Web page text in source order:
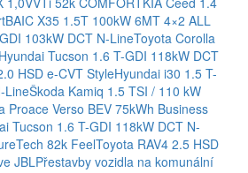
BAIC X35 1.5T 100kW 6MT 4×2 ALL
103kW DCT N-LineToyota Corolla
Hyundai Tucson 1.6 T-GDI 118kW DCT
HSD e-CVT StyleHyundai i30 1.5 T-
LineŠkoda Kamiq 1.5 TSI / 110 kW
Proace Verso BEV 75kWh Business
Tucson 1.6 T-GDI 118kW DCT N-
82k FeelToyota RAV4 2.5 HSD
JBLPřestavby vozidla na komunální